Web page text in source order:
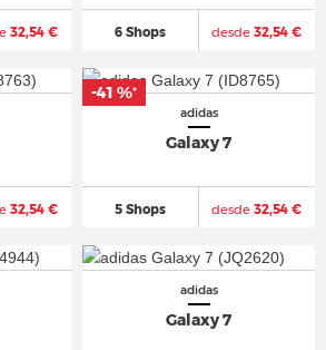
32,54 € 6 Shops desde 32,54 €
32,54 €
adidas
Galaxy 7
5 Shops desde 32,54 €
-41 %*
adidas
Galaxy 7